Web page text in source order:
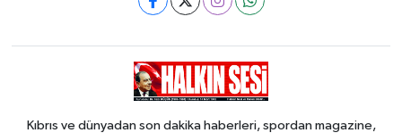
Kıbrıs ve dünyadan son dakika haberleri, spordan magazine,